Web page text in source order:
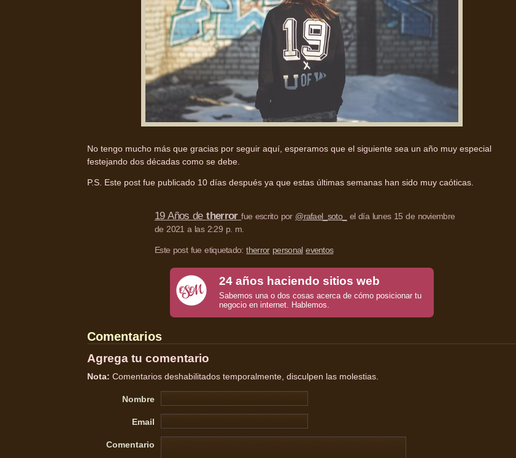
No tengo mucho más que gracias por seguir aquí, esperamos que el siguiente sea un año muy especial
festejando dos décadas como se debe.
P.S. Este post fue publicado 10 días después ya que estas últimas semanas han sido muy caóticas.
19 Años detherror fue escrito por @rafael_soto_
el día lunes 15 de noviembre
de 2021 a las 2:29 p. m.
Este post fue etiquetado:therror personal eventos
24 años haciendo sitios web
Sabemos una o dos cosas acerca de cómo posicionar tu
negocio en internet. Hablemos.
Comentarios
Agrega tu comentario
Nota: Comentarios deshabilitados temporalmente, disculpen las molestias.
Nombre
Email
Comentario